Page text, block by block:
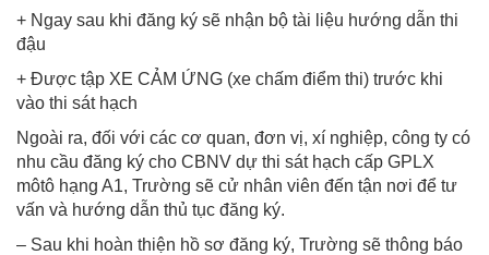
+ Ngay sau khi đăng ký sẽ nhận bộ tài liệu hướng dẫn thi
đậu
+ Được tập XE CẢM ỨNG (xe chấm điểm thi) trước khi
vào thi sát hạch
Ngoài ra, đối với các cơ quan, đơn vị, xí nghiệp, công ty có
nhu cầu đăng ký cho CBNV dự thi sát hạch cấp GPLX
môtô hạng A1, Trường sẽ cử nhân viên đến tận nơi để tư
vấn và hướng dẫn thủ tục đăng ký.
– Sau khi hoàn thiện hồ sơ đăng ký, Trường sẽ thông báo